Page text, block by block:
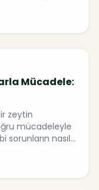
Mücadele:
zeytin
mücadeleyle
sorunların nasıl